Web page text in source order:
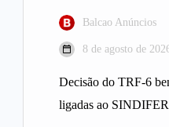
Balcao Anúncios
8 de agosto de
Decisão do TRF-6
ligadas ao